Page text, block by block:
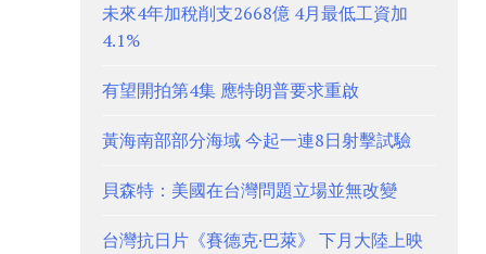
未來4年加稅削支2668億 4月最低工資加
4.1%
有望開拍第4集 應特朗普要求重啟
黃海南部部分海域 今起一連8日射擊試驗
貝森特：美國在台灣問題立場並無改變
台灣抗日片《賽德克·巴萊》 下月大陸上映